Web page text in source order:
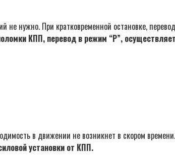
нужно. При кратковременной остановке,
КПП, перевод в режим “Р”,
в движении не возникнет в скором
установки от КПП.